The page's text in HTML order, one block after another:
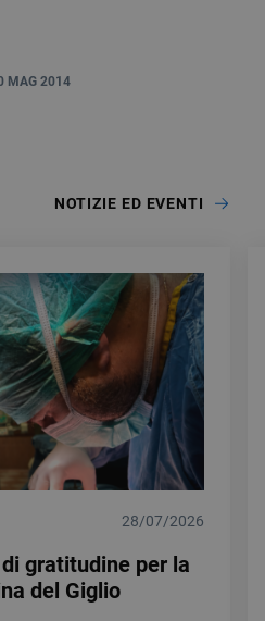
MAG 2014
NOTIZIE ED EVENTI
28/07/2026
gratitudine per la
del Giglio